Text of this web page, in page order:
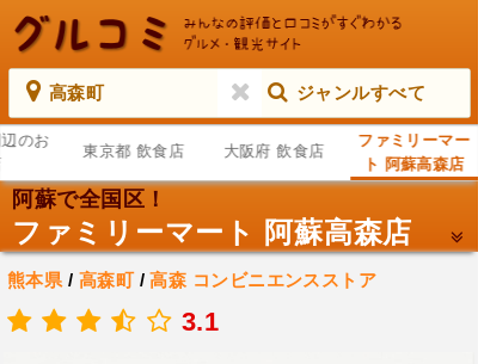
高森町 ジャンルすべて
のお
東京都 飲食店 大阪府 飲食店
ファミリーマー
ト 阿蘇高森店
阿蘇で全国区！
ファミリーマート 阿蘇高森店
熊本県 / 高森町/高森 コンビニエンスストア
3.1